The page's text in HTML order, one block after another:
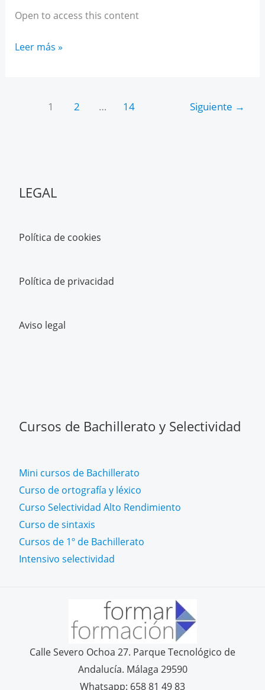
Open to access this content
Intensivo
Andalucía
Leer más »
1 2 … 14 Siguiente →
LEGAL
Política de cookies
Política de privacidad
Aviso legal
Cursos de Bachillerato y Selectividad
Mini cursos de Bachillerato
Curso de ortografía y léxico
Curso Selectividad Alto Rendimiento
Curso de sintaxis
Cursos de 1º de Bachillerato
Intensivo selectividad
Calle Severo Ochoa 27. Parque Tecnológico de
Andalucía. Málaga 29590
Whatsapp: 658 81 49 83